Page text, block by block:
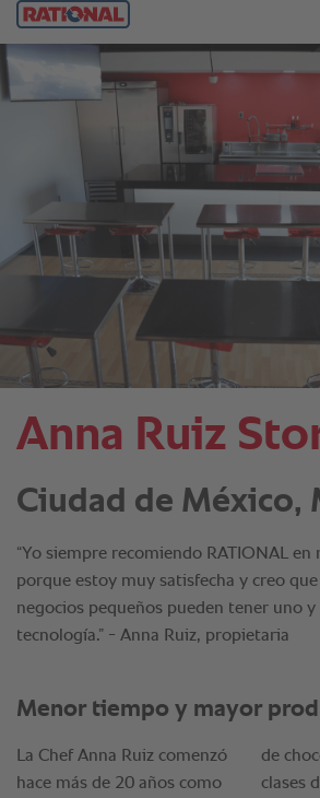
Anna Ruiz
Ciudad de México,
“Yo siempre recomiendo RATIONAL en
porque estoy muy satisfecha y creo
negocios pequeños pueden tener uno y
tecnología.” - Anna Ruiz, propietaria